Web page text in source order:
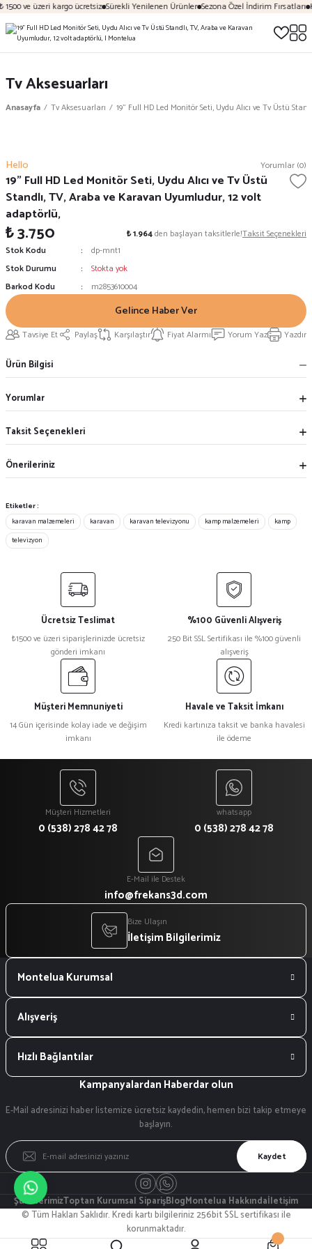
ve üzeri kargo ücretsiz Sürekli Yenilenen Ürünler Sezona Özel İndirim Fırsatları
Tv Aksesuarları
Anasayfa Tv Aksesuarları 19” Full HD Led Monitör Seti, Uydu Alıcı ve Tv Üstü
Hello Yorumlar (0)
19” Full HD Led Monitör Seti, Uydu Alıcı ve Tv Üstü
Standlı, TV, Araba ve Karavan Uyumludur, 12 volt
adaptörlü,
₺ 3.750 ₺ 1.964den başlayan taksitlerle!Taksit Seçenekleri
Stok Kodu
dp-mnt1
Stok Durumu
Stokta yok
Barkod Kodu
m2853610004
Gelince Haber Ver
Tavsiye Et Paylaş Karşılaştır Fiyat Alarmı Yorum Yaz Yazdır
Ürün Bilgisi
Yorumlar
Taksit Seçenekleri
Önerileriniz
Etiketler :
karavan malzemeleri
karavan karavan televizyonu kamp malzemeleri
kamp
televizyon
Ücretsiz Teslimat
₺1500 ve üzeri siparişlerinizde ücretsiz
gönderi imkanı
%100 Güvenli Alışveriş
250 Bit SSL Sertifikası ile %100 güvenli
alışveriş
Müşteri Memnuniyeti
14 Gün içerisinde kolay iade ve değişim
imkanı
Havale ve Taksit İmkanı
Kredi kartınıza taksit ve banka havalesi
ile ödeme
Müşteri Hizmetleri
0 (538) 278 42 78
whatsapp
0 (538) 278 42 78
E-Mail ile Destek
info@frekans3d.com
Bize Ulaşın
İletişim Bilgilerimiz
Montelua Kurumsal
Alışveriş
Hızlı Bağlantılar
Kampanyalardan Haberdar olun
E-Mail adresinizi haber listemize ücretsiz kaydedin, hemen bizi takip etmeye
başlayın.
Kaydet
ŞubelerimizToptan Kurumsal SiparişBlogMontelua Hakkındaİletişim
© Tüm Hakları Saklıdır. Kredi kartı bilgileriniz 256bit SSL sertifikası ile
korunmaktadır.